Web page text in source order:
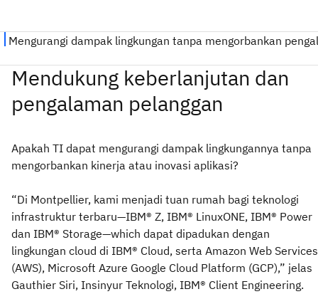
Mendukung keberlanjutan dan
pengalaman pelanggan
Apakah TI dapat mengurangi dampak lingkungannya tanpa
mengorbankan kinerja atau inovasi aplikasi?
“Di Montpellier, kami menjadi tuan rumah bagi teknologi
infrastruktur terbaru—IBM® Z, IBM® LinuxONE, IBM® Power
dan IBM® Storage—which dapat dipadukan dengan
lingkungan cloud di IBM® Cloud, serta Amazon Web Services
(AWS), Microsoft Azure Google Cloud Platform (GCP),” jelas
Gauthier Siri, Insinyur Teknologi, IBM® Client Engineering.